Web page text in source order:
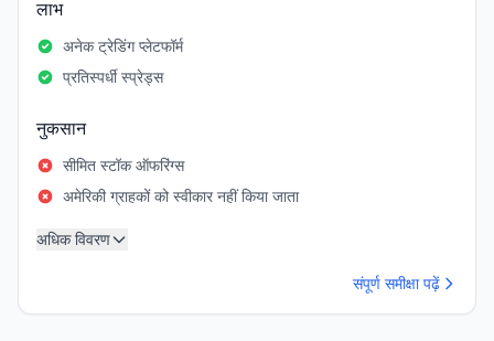
लाभ
अनेक ट्रेडिंग प्लेटफॉर्म
प्रतिस्पर्धी स्प्रेड्स
नुकसान
सीमित स्टॉक ऑफरिंग्स
अमेरिकी ग्राहकों को स्वीकार नहीं किया जाता
अधिक विवरण
संपूर्ण समीक्षा पढ़ें